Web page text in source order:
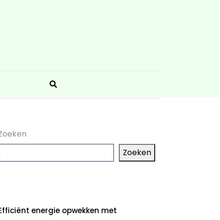
Zoeken
energie opwekken met